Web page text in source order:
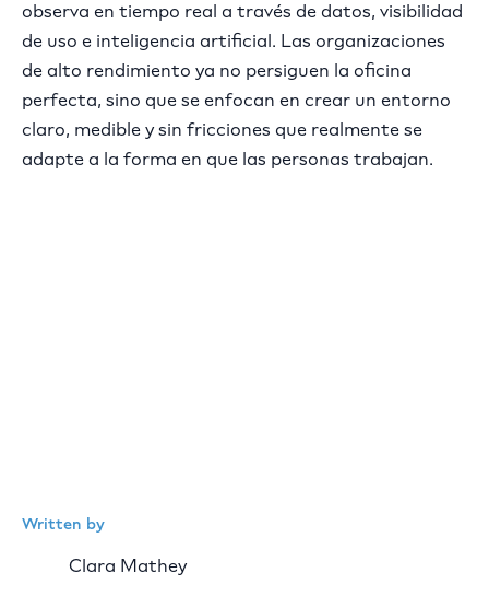
observa en tiempo real a través de datos, visibilidad
de uso e inteligencia artificial. Las organizaciones
de alto rendimiento ya no persiguen la oficina
perfecta, sino que se enfocan en crear un entorno
claro, medible y sin fricciones que realmente se
adapte a la forma en que las personas trabajan.
Written by
Clara Mathey